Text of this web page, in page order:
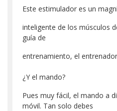
Este estimulador es un
inteligente de los músculos
guía de
entrenamiento, el
¿Y el mando?
Pues muy fácil, el mando a
móvil. Tan solo debes